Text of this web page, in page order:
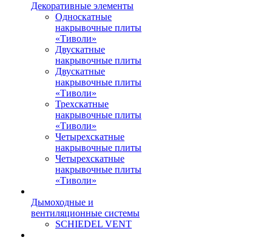
Декоративные элементы
Односкатные
накрывочные плиты
«Тиволи»
Двускатные
накрывочные плиты
Двускатные
накрывочные плиты
«Тиволи»
Трехскатные
накрывочные плиты
«Тиволи»
Четырехскатные
накрывочные плиты
Четырехскатные
накрывочные плиты
«Тиволи»
Дымоходные и
вентиляционные системы
SCHIEDEL VENT